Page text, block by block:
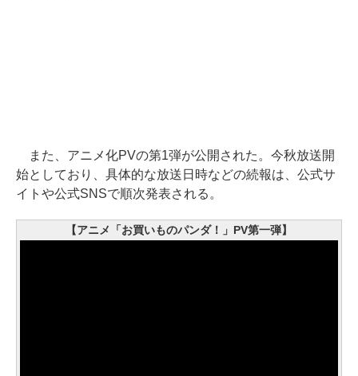
また、アニメ化PVの第1弾が公開された。今秋放送開
始としており、具体的な放送日時などの続報は、公式サ
イトや公式SNSで順次発表される。
【アニメ「お買いものパンダ！」PV第一弾】